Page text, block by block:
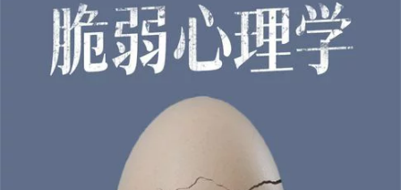
居家生活 3C家電 運動休閒 親子玩具
男裝 化妝保養